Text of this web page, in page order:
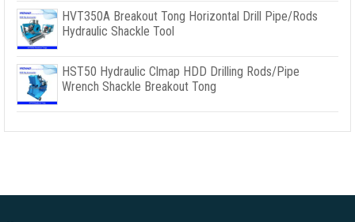
HVT350A Breakout Tong Horizontal Drill Pipe/Rods
Hydraulic Shackle Tool
HST50 Hydraulic Clmap HDD Drilling Rods/Pipe
Wrench Shackle Breakout Tong